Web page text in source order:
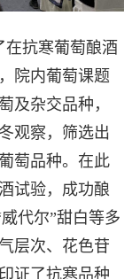
抗寒葡萄酿酒
院内葡萄课题
及杂交品种，
观察，筛选出
萄品种。在此
试验，成功酿
代尔”甜白等多
层次、花色苷
证了抗寒品种